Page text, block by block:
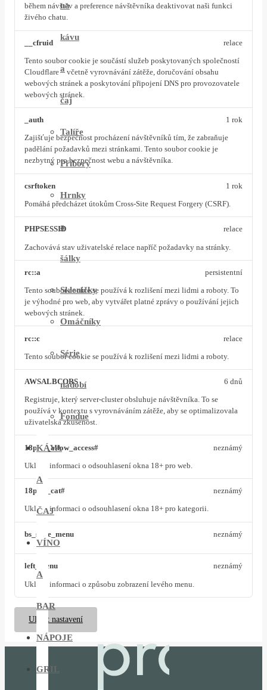
během návštěv a preference návštěvníka deaktivovat naši funkci
živého chatu.
__cfruid
Tento soubor cookie je součástí služeb poskytovaných společností
Cloudflare – včetně vyrovnávání zátěže, doručování obsahu
webových stránek a poskytování připojení DNS pro provozovatele
webových stránek.
relace
_auth
Zajišťuje bezpečnost procházení návštěvníků tím, že zabraňuje
padělání požadavků mezi stránkami. Tento soubor cookie je
nezbytný pro bezpečnost webu a návštěvníka.
1 rok
csrftoken
Pomáhá předcházet útokům Cross-Site Request Forgery (CSRF).
1 rok
PHPSESSID
Zachovává stav uživatelské relace napříč požadavky na stránky.
relace
rc::a
Tento soubor cookie se používá k rozlišení mezi lidmi a roboty. To
je výhodné pro web, aby vytvářet platné zprávy o používání jejich
webových stránek.
persistentní
rc::c
Tento soubor cookie se používá k rozlišení mezi lidmi a roboty.
relace
AWSALBCORS
Registruje, který server-cluster obsluhuje návštěvníka. To se
používá v kontextu s vyrovnáváním zátěže, aby se optimalizovala
uživatelská zkušenost.
6 dnů
18plus_allow_access#
Ukládá informaci o odsouhlasení okna 18+ pro web.
neznámý
18plus_cat#
Ukládá informaci o odsouhlasení okna 18+ pro kategorii.
neznámý
bs_slide_menu neznámý
left_menu
Ukládá informaci o způsobu zobrazení levého menu.
neznámý
Uložit nastavení
na
kávu
a
čaj
Talíře
Příbory
Hrnky
a
šálky
Skleničky
Omáčníky
Série
nádobí
Fondue
KÁVA
A
ČAJ
VÍNO
A
BAR
NÁPOJE
GRIL